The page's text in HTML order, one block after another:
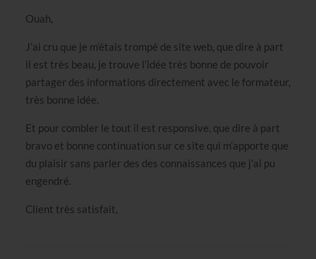
Ouah,
J’ai cru que je m’étais trompé de site web, que dire à part
il est très beau, je trouve l’idée très bonne de pouvoir
partager des informations directement avec le formateur,
très bonne idée.
Et pour combler le tout il est responsive, que dire à part
bravo et bonne continuation sur ce site qui m’apporte que
du plaisir sans parler des des connaissances que j’ai pu
engendré.
Client très satisfait,